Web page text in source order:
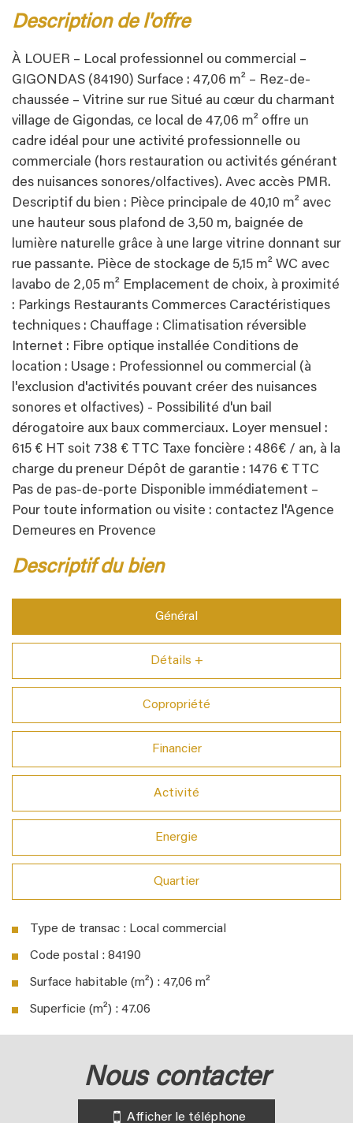
description de l'offre
À LOUER – Local professionnel ou commercial –
GIGONDAS (84190) Surface : 47,06 m² – Rez-de-
chaussée – Vitrine sur rue Situé au cœur du charmant
village de Gigondas, ce local de 47,06 m² offre un
cadre idéal pour une activité professionnelle ou
commerciale (hors restauration ou activités générant
des nuisances sonores/olfactives). Avec accès PMR.
Descriptif du bien : Pièce principale de 40,10 m² avec
une hauteur sous plafond de 3,50 m, baignée de
lumière naturelle grâce à une large vitrine donnant sur
rue passante. Pièce de stockage de 5,15 m² WC avec
lavabo de 2,05 m² Emplacement de choix, à proximité
: Parkings Restaurants Commerces Caractéristiques
techniques : Chauffage : Climatisation réversible
Internet : Fibre optique installée Conditions de
location : Usage : Professionnel ou commercial (à
l'exclusion d'activités pouvant créer des nuisances
sonores et olfactives) - Possibilité d'un bail
dérogatoire aux baux commerciaux. Loyer mensuel :
615 € HT soit 738 € TTC Taxe foncière : 486€ / an, à la
charge du preneur Dépôt de garantie : 1476 € TTC
Pas de pas-de-porte Disponible immédiatement –
Pour toute information ou visite : contactez l'Agence
Demeures en Provence
descriptif du bien
Général
Détails +
Copropriété
Financier
Activité
Energie
Quartier
Type de transac : Local commercial
Code postal : 84190
Surface habitable (m²) : 47,06 m²
Superficie (m²) : 47.06
la ville de gigondas (84190)
nous contacter
Afficher le téléphone